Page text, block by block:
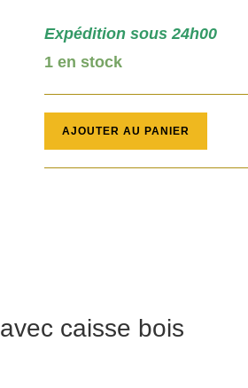
Expédition sous 24h00
1 en stock
MAGNUM
AJOUTER AU PANIER
avec caisse bois